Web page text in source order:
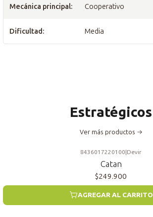
Mecánica principal: Cooperativo
Dificultad: Media
Estratégicos
Ver más productos
8436017220100 Devir
Catan
$249.900
AGREGAR AL CARRITO